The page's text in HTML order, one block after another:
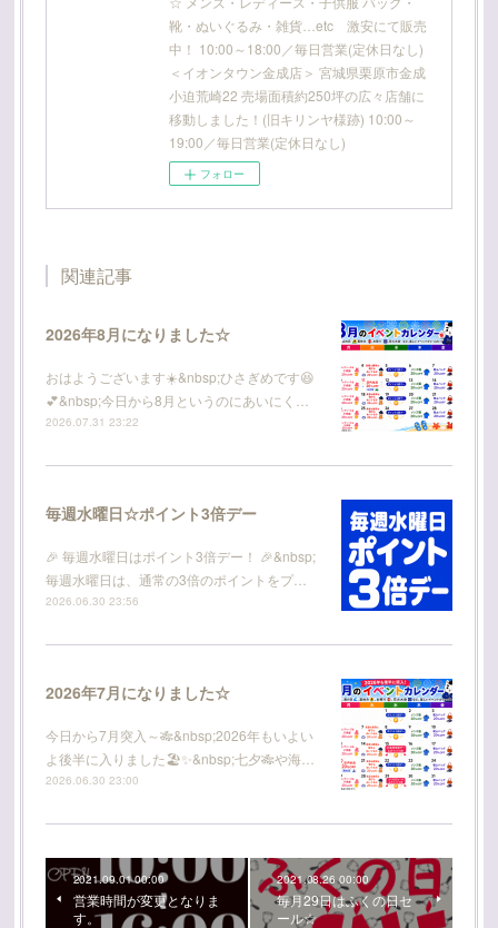
靴・ぬいぐるみ・雑貨…etc 激安にて販売
中！ 10:00～18:00／毎日営業(定休日なし)
＜イオンタウン金成店＞ 宮城県栗原市金成
小迫荒崎22 売場面積約250坪の広々店舗に
移動しました！(旧キリンヤ様跡) 10:00～
19:00／毎日営業(定休日なし)
フォロー
関連記事
2026年8月になりました☆
おはようございます☀️&nbsp;ひさぎめです😆
💕&nbsp;今日から8月というのにあいにく…
2026.07.31 23:22
毎週水曜日☆ポイント3倍デー
🎉 毎週水曜日はポイント3倍デー！ 🎉&nbsp;
毎週水曜日は、通常の3倍のポイントをプ…
2026.06.30 23:56
2026年7月になりました☆
今日から7月突入～🎋&nbsp;2026年もいよい
よ後半に入りました🏖️✨&nbsp;七夕🎋や海…
2026.06.30 23:00
2021.09.01 00:00
営業時間が変更となりま
す。
2021.08.26 00:00
毎月29日はふくの日セ
ール☆